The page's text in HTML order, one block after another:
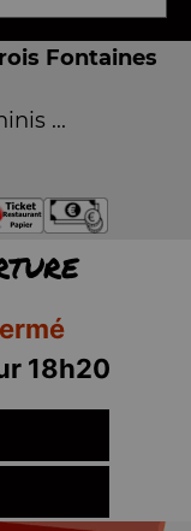
Fontaines
...
18h20